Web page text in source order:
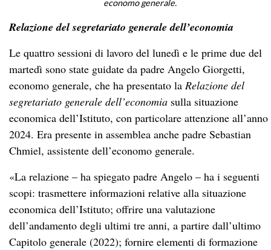
economo generale.
Relazione del segretariato generale dell’economia
Le quattro sessioni di lavoro del lunedì e le prime due del
martedì sono state guidate da padre Angelo Giorgetti,
economo generale, che ha presentato la Relazione del
segretariato generale dell’economia sulla situazione
economica dell’Istituto, con particolare attenzione all’anno
2024. Era presente in assemblea anche padre Sebastian
Chmiel, assistente dell’economo generale.
«La relazione – ha spiegato padre Angelo – ha i seguenti
scopi: trasmettere informazioni relative alla situazione
economica dell’Istituto; offrire una valutazione
dell’andamento degli ultimi tre anni, a partire dall’ultimo
Capitolo generale (2022); fornire elementi di formazione